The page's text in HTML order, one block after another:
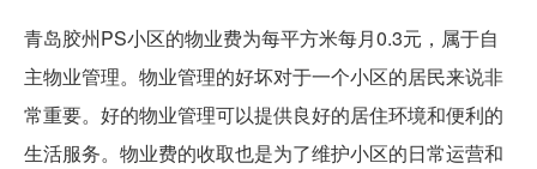
青岛胶州PS小区的物业费为每平方米每月0.3元，属于自
主物业管理。物业管理的好坏对于一个小区的居民来说非
常重要。好的物业管理可以提供良好的居住环境和便利的
生活服务。物业费的收取也是为了维护小区的日常运营和